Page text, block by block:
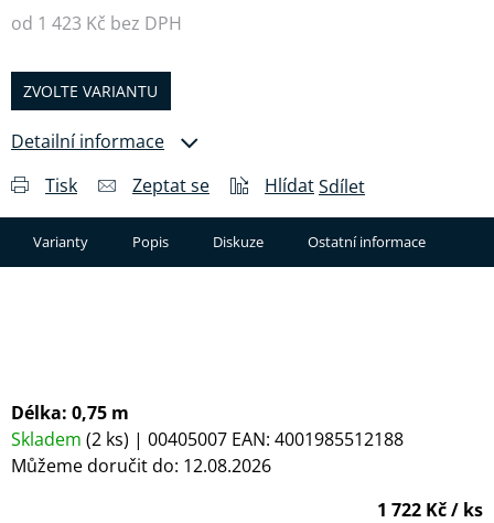
od 1 423 Kč bez DPH
ZVOLTE VARIANTU
Detailní informace
Tisk
Zeptat se HlídatSdílet
Varianty Popis Diskuze Ostatní informace
Délka: 0,75 m
Skladem (2 ks) | 00405007 EAN: 4001985512188
Můžeme doručit do: 12.08.2026
1 722 Kč/ ks